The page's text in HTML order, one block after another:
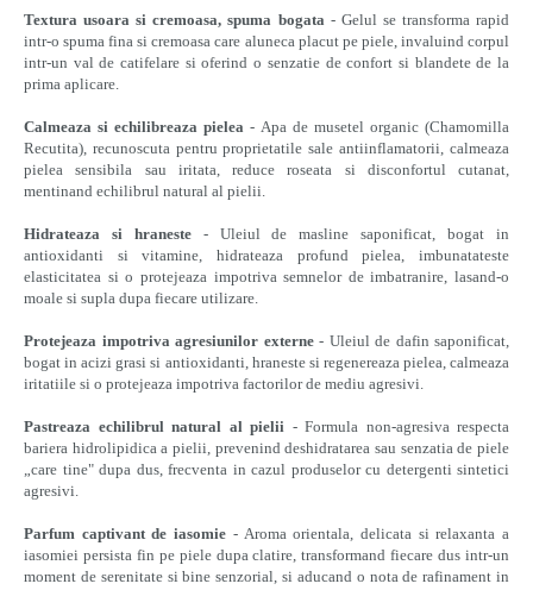
Textura usoara si cremoasa, spuma bogata- Gelul se transforma rapid
intr-o spuma fina si cremoasa care aluneca placut pe piele, invaluind corpul
intr-un val de catifelare si oferind o senzatie de confort si blandete de la
prima aplicare.
Calmeaza si echilibreaza pielea - Apa de musetel organic (Chamomilla
Recutita), recunoscuta pentru proprietatile sale antiinflamatorii, calmeaza
pielea sensibila sau iritata, reduce roseata si disconfortul cutanat,
mentinand echilibrul natural al pielii.
Hidrateaza si hraneste- Uleiul de masline saponificat, bogat in
antioxidanti si vitamine, hidrateaza profund pielea, imbunatateste
elasticitatea si o protejeaza impotriva semnelor de imbatranire, lasand-o
moale si supla dupa fiecare utilizare.
Protejeaza impotriva agresiunilor externe- Uleiul de dafin saponificat,
bogat in acizi grasi si antioxidanti, hraneste si regenereaza pielea, calmeaza
iritatiile si o protejeaza impotriva factorilor de mediu agresivi.
Pastreaza echilibrul natural al pielii - Formula non-agresiva respecta
bariera hidrolipidica a pielii, prevenind deshidratarea sau senzatia de piele
„care tine" dupa dus, frecventa in cazul produselor cu detergenti sintetici
agresivi.
Parfum captivant de iasomie - Aroma orientala, delicata si relaxanta a
iasomiei persista fin pe piele dupa clatire, transformand fiecare dus intr-un
moment de serenitate si bine senzorial, si aducand o nota de rafinament in